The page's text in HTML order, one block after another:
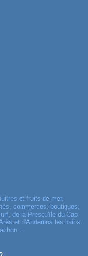
et fruits de mer,
commerces, boutiques,
de la Presqu'île du Cap
et d'Andernos les bains.
...